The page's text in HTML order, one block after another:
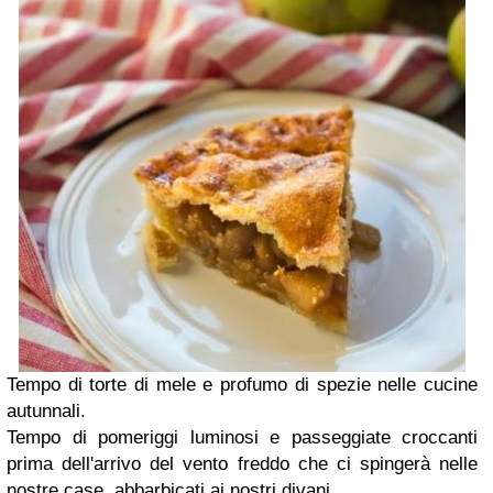
Tempo di torte di mele e profumo di spezie nelle cucine
autunnali.
Tempo di pomeriggi luminosi e passeggiate croccanti
prima dell'arrivo del vento freddo che ci spingerà nelle